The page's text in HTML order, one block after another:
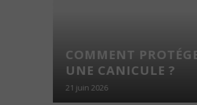
COMMENT
UNE CANICULE ?
21 juin 2026